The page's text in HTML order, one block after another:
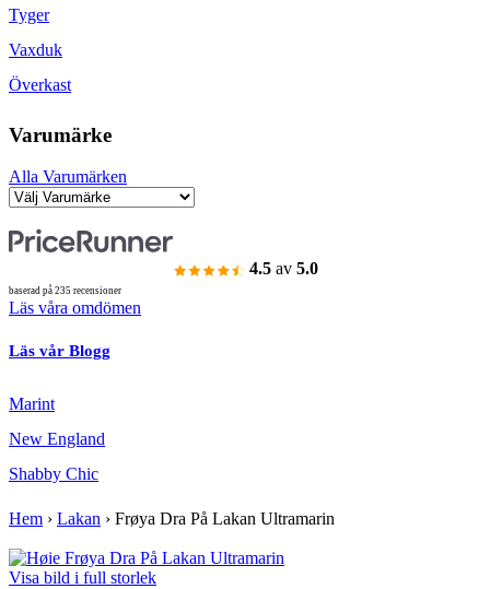
Tyger
Vaxduk
Överkast
Varumärke
Alla Varumärken
4.5 av 5.0
baserad på 235 recensioner
Läs våra omdömen
Läs vår Blogg
Marint
New England
Shabby Chic
Hem › Lakan › Frøya Dra På Lakan Ultramarin
Visa bild i full storlek